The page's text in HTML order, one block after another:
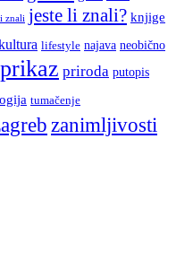
znali jeste li znali? knjige
lifestyle najava neobično
prikaz priroda putopis
tumačenje
zanimljivosti